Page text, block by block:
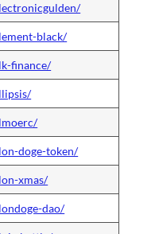
black/
finance/
doge-token/
xmas/
dao/